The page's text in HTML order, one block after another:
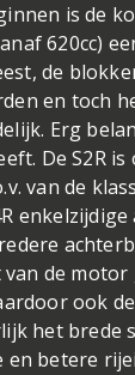
is de
620cc)
de
en toch
Erg
De S2R
van de
de motor
ook
het brede
betere